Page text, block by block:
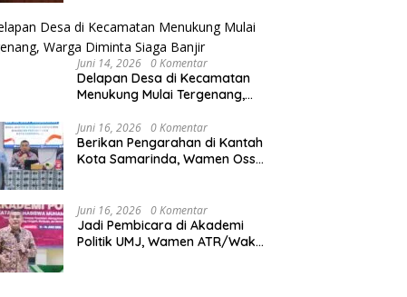
Nasional
Juni 14, 2026 0 Komentar
Delapan Desa di Kecamatan
Menukung Mulai Tergenang,
Juni 16, 2026 0 Komentar
Berikan Pengarahan di Kantah
Kota Samarinda, Wamen Ossy:
Kalimantan Timur
Juni 16, 2026 0 Komentar
Jadi Pembicara di Akademi
Politik UMJ, Wamen ATR/Waka